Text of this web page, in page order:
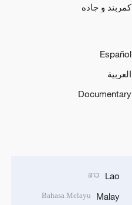
کمربند و جاده
Español
العربية
Documentary
Lao
ລາວ
Malay
Bahasa Melayu